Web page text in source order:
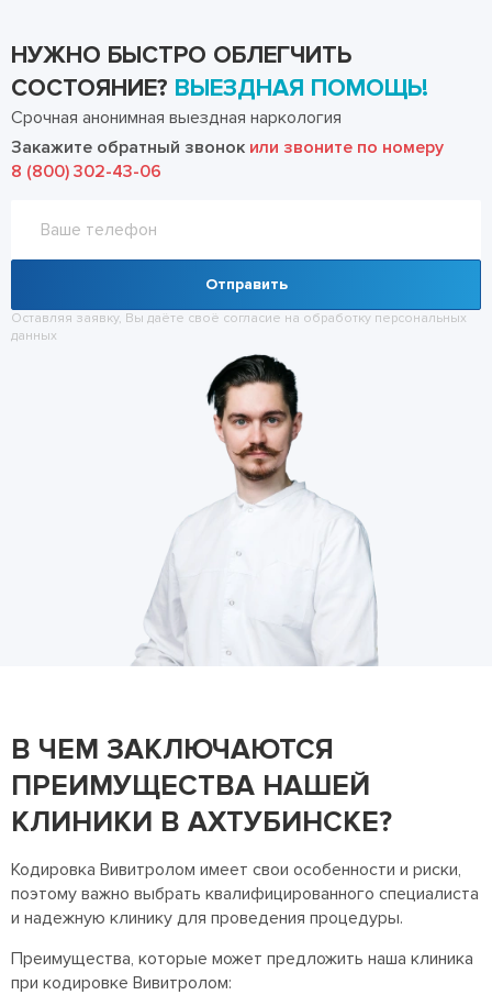
НУЖНО БЫСТРО ОБЛЕГЧИТЬ
СОСТОЯНИЕ? ВЫЕЗДНАЯ ПОМОЩЬ!
Срочная анонимная выездная наркология
Закажите обратный звонок или звоните по номеру
8 (800) 302-43-06
Отправить
Оставляя заявку, Вы даёте своё согласие на обработку персональных
данных
В ЧЕМ ЗАКЛЮЧАЮТСЯ
ПРЕИМУЩЕСТВА НАШЕЙ
КЛИНИКИ В АХТУБИНСКЕ?
Кодировка Вивитролом имеет свои особенности и риски,
поэтому важно выбрать квалифицированного специалиста
и надежную клинику для проведения процедуры.
Преимущества, которые может предложить наша клиника
при кодировке Вивитролом: